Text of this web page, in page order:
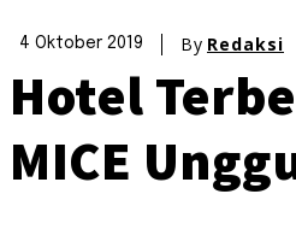
4 Oktober 2019 By Redaksi
Hotel
MICE